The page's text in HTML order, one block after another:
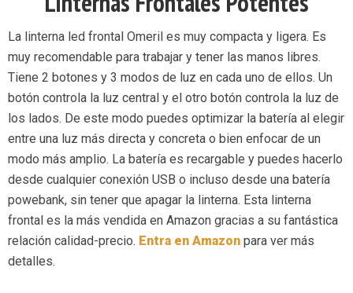
La linterna led frontal Omeril es muy compacta y ligera. Es
muy recomendable para trabajar y tener las manos libres.
Tiene 2 botones y 3 modos de luz en cada uno de ellos. Un
botón controla la luz central y el otro botón controla la luz de
los lados. De este modo puedes optimizar la batería al elegir
entre una luz más directa y concreta o bien enfocar de un
modo más amplio. La batería es recargable y puedes hacerlo
desde cualquier conexión USB o incluso desde una batería
powebank, sin tener que apagar la linterna. Esta linterna
frontal es la más vendida en Amazon gracias a su fantástica
relación calidad-precio. Entra en Amazon para ver más
detalles.